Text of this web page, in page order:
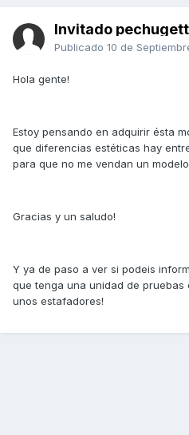
Invitado
Publicado 10 de
Hola gente!
Estoy pensando en adquirir ésta
que diferencias estéticas hay
para que no me vendan un
Gracias y un saludo!
Y ya de paso a ver si podeis
que tenga una unidad de
unos estafadores!